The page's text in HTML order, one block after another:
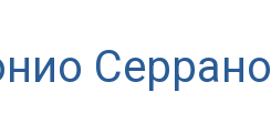
Серрано